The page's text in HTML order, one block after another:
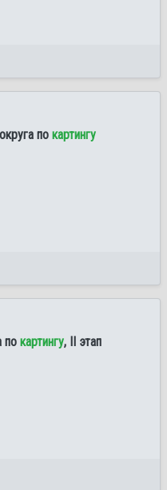
по картингу
по картингу, II этап